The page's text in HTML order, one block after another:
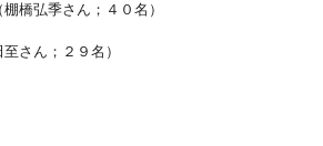
棚橋弘季さん；４０名）
至さん；２９名）